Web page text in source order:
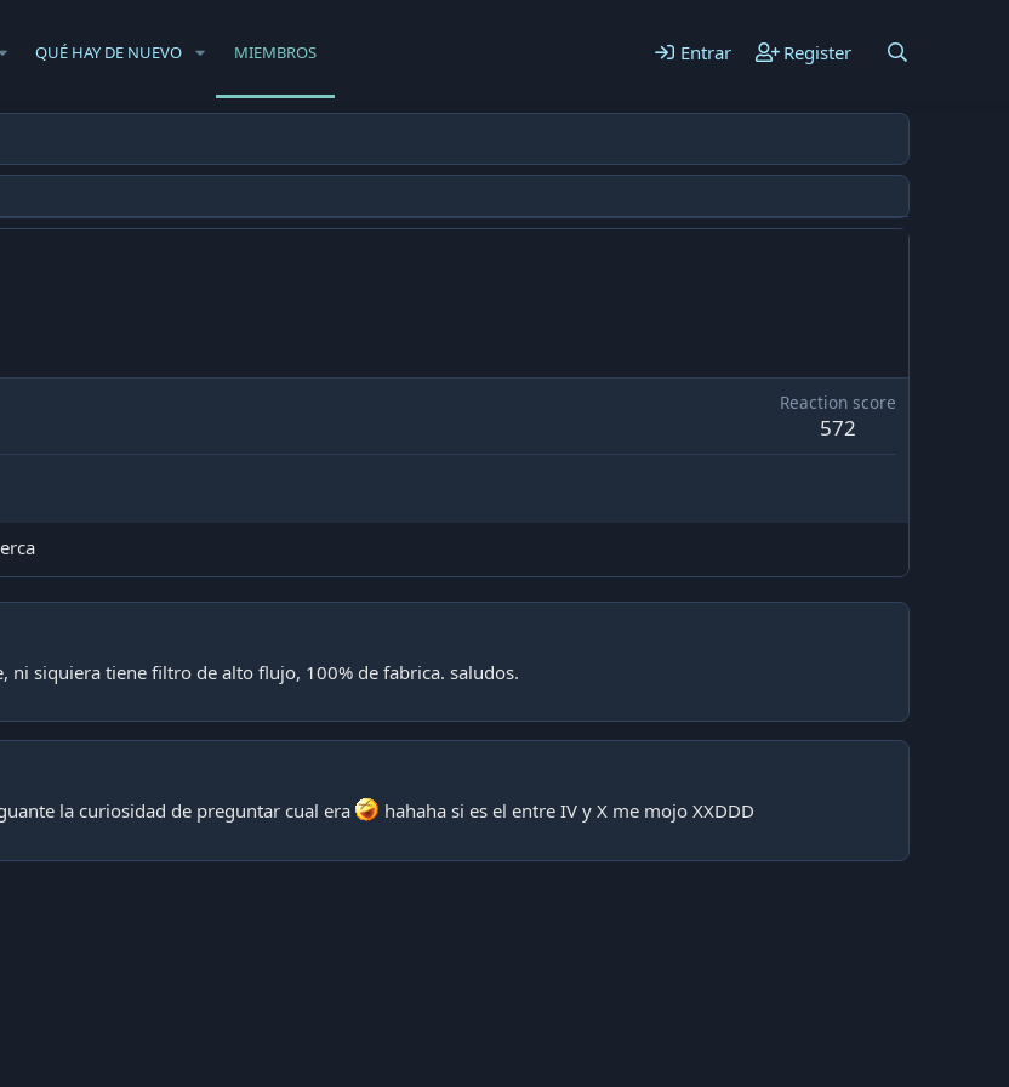
QUÉ HAY DE NUEVO MIEMBROS Entrar Register
Reaction score
572
ni siquiera tiene filtro de alto flujo, 100% de fabrica. saludos.
la curiosidad de preguntar cual era
hahaha si es el entre IV y X me mojo XXDDD